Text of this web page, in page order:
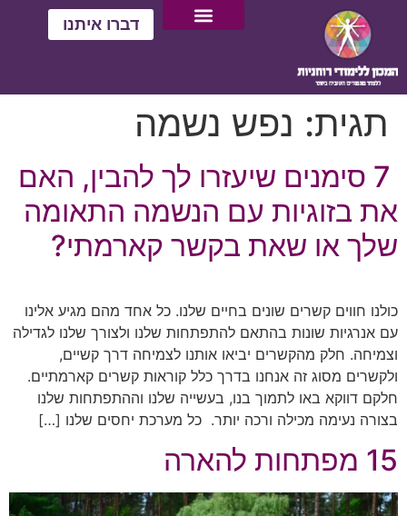
דברו איתנו
תגית: נפש נשמה
7 סימנים שיעזרו לך להבין, האם
את בזוגיות עם הנשמה התאומה
שלך או שאת בקשר קארמתי?
כולנו חווים קשרים שונים בחיים שלנו. כל אחד מהם מגיע אלינו
עם אנרגיות שונות בהתאם להתפתחות שלנו ולצורך שלנו לגדילה
וצמיחה. חלק מהקשרים יביאו אותנו לצמיחה דרך קשיים,
ולקשרים מסוג זה אנחנו בדרך כלל קוראות קשרים קארמתיים.
חלקם דווקא באו לתמוך בנו, בעשייה שלנו וההתפתחות שלנו
בצורה נעימה מכילה ורכה יותר. כל מערכת יחסים שלנו […]
15 מפתחות להארה